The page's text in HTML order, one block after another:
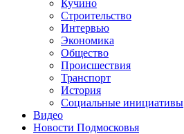
Кучино
Строительство
Интервью
Экономика
Общество
Происшествия
Транспорт
История
Социальные инициативы
Видео
Новости Подмосковья